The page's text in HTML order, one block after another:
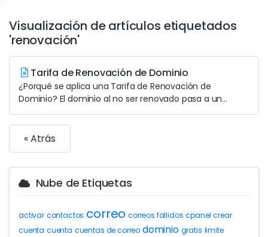
Visualización de artículos etiquetados
'renovación'
Tarifa de Renovación de Dominio
¿Porqué se aplica una Tarifa de Renovación de
Dominio? El dominio al no ser renovado pasa a un...
« Atrás
Nube de Etiquetas
activar contactos correo correos fallidos cpanel crear
cuenta cuenta cuentas de correo dominio gratis limite